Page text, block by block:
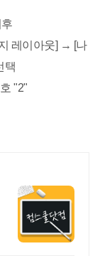
레이아웃] → [나
택
"2"